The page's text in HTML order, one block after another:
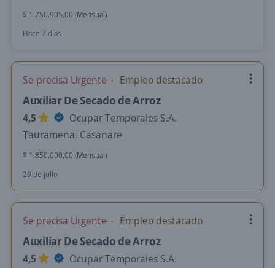
$ 1.750.905,00 (Mensual)
Hace 7 días
Se precisa Urgente Empleo destacado
Auxiliar De Secado de Arroz
4,5
Ocupar Temporales S.A.
Tauramena, Casanare
$ 1.850.000,00 (Mensual)
29 de julio
Se precisa Urgente Empleo destacado
Auxiliar De Secado de Arroz
4,5
Ocupar Temporales S.A.